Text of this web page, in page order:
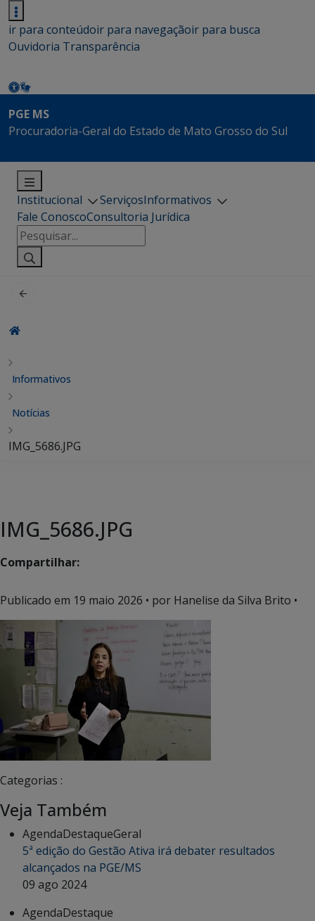
ir para conteúdoir para navegaçãoir para busca
Ouvidoria Transparência
PGE MS
Procuradoria-Geral do Estado de Mato Grosso do Sul
Institucional ServiçosInformativos
Fale ConoscoConsultoria Jurídica
Pesquisar
por:
Informativos
Notícias
IMG_5686.JPG
IMG_5686.JPG
Compartilhar:
Publicado em 19 maio 2026 • por Hanelise da Silva Brito •
Categorias :
Veja Também
AgendaDestaqueGeral
5ª edição do Gestão Ativa irá debater resultados
alcançados na PGE/MS
09 ago 2024
AgendaDestaque